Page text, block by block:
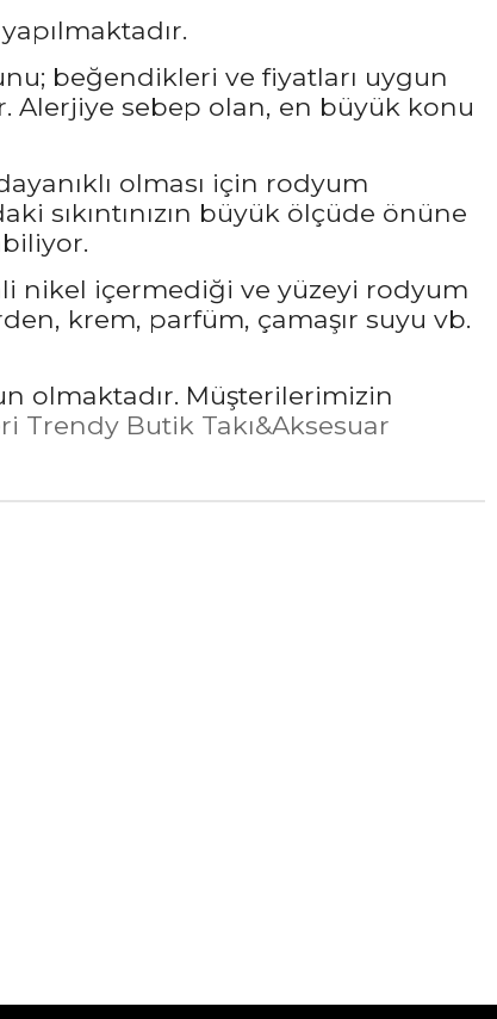
beğendikleri ve fiyatları uygun
Alerjiye sebep olan, en büyük konu
olması için rodyum
sıkıntınızın büyük ölçüde önüne
nikel içermediği ve yüzeyi rodyum
krem, parfüm, çamaşır suyu vb.
olmaktadır. Müşterilerimizin
Trendy Butik Takı&Aksesuar